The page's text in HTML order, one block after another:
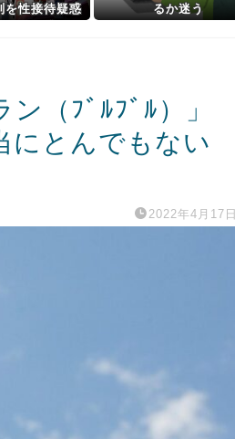
を性接待疑惑
では」
るか迷う
（ﾌﾞﾙﾌﾞﾙ）」
にとんでもない
2022年4月17日